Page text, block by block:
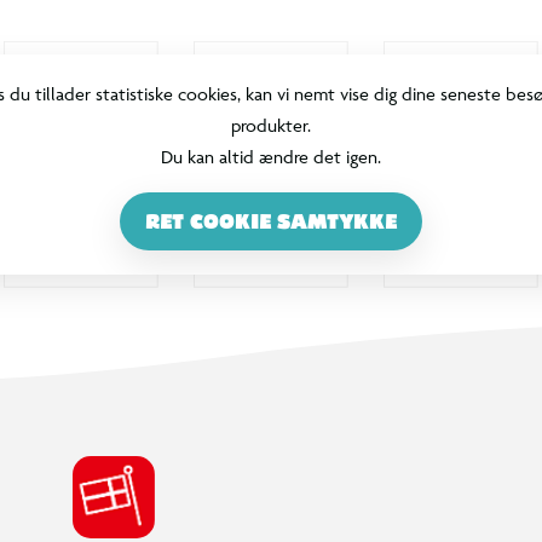
du tillader statistiske cookies, kan vi nemt vise dig dine seneste
produkter.
Du kan altid ændre det igen.
RET COOKIE SAMTYKKE